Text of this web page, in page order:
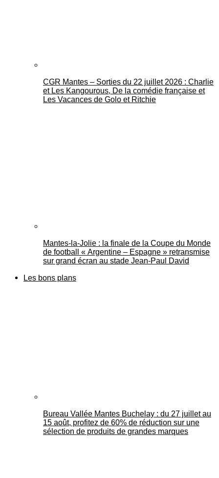
CGR Mantes – Sorties du 22 juillet 2026 : Charlie
et Les Kangourous, De la comédie française et
Les Vacances de Golo et Ritchie
Mantes-la-Jolie : la finale de la Coupe du Monde
de football « Argentine – Espagne » retransmise
sur grand écran au stade Jean-Paul David
Les bons plans
Bureau Vallée Mantes Buchelay : du 27 juillet au
15 août, profitez de 60% de réduction sur une
sélection de produits de grandes marques